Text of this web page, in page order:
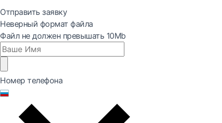
Отправить заявку
Неверный формат файла
Файл не должен превышать 10Mb
Номер телефона